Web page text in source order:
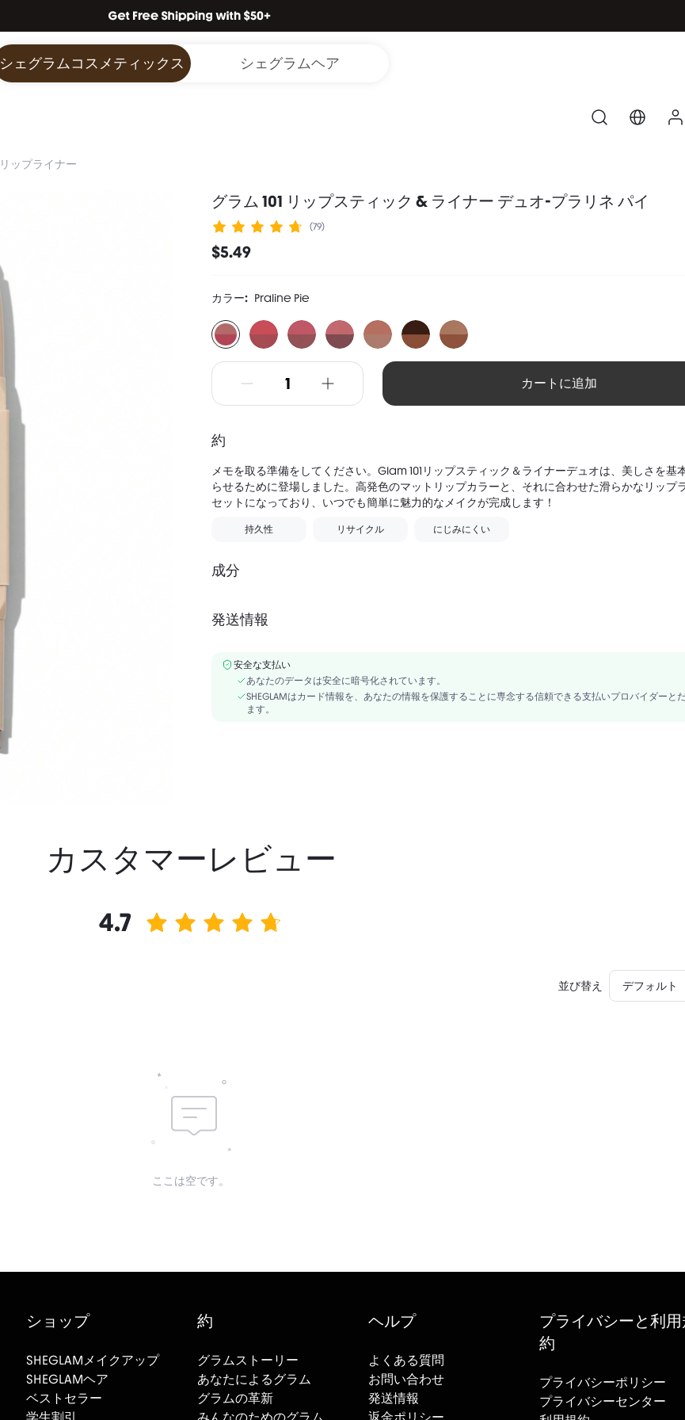
シェグラムコスメティックス シェグラムヘア
リップライナー
グラム 101 リップスティック & ライナー デュオ-プラリネ パイ
(79)
$5.49
カラー: Praline Pie
カートに追加
約
メモを取る準備をしてください。Glam 101リップスティック＆ライナーデュオは、美しさを基
らせるために登場しました。高発色のマットリップカラーと、それに合わせた滑らかなリップ
セットになっており、いつでも簡単に魅力的なメイクが完成します！
持久性 リサイクル にじみにくい
成分
LIPSTICK INGREDIENTS: ETHYLHEXYL PALMITATE, HYDROGENATED POLYISOBUTENE, TRIDECYL
CERA MICROCRISTALLINA/MICROCRYSTALLINE WAX/CIRE MICROCRISTALLINE, SYNTHETIC WAX,
DIGLYCERYL POLYACYLADIPATE-2, SILICA, HYDROGENATED COCO-GLYCERIDES, CETYL PEG/PPG-
発送情報
安全な支払い
あなたのデータは安全に暗号化されています。
SHEGLAMはカード情報を、あなたの情報を保護することに専念する信頼できる支払いプロバイダーと
ます。
カスタマーレビュー
4.7
並び替え デフォルト
ここは空です。
ショップ
SHEGLAMメイクアップ
SHEGLAMヘア
ベストセラー
約
グラムストーリー
あなたによるグラム
グラムの革新
ヘルプ
よくある質問
お問い合わせ
発送情報
プライバシーと利
約
プライバシーポリシー
プライバシーセンター